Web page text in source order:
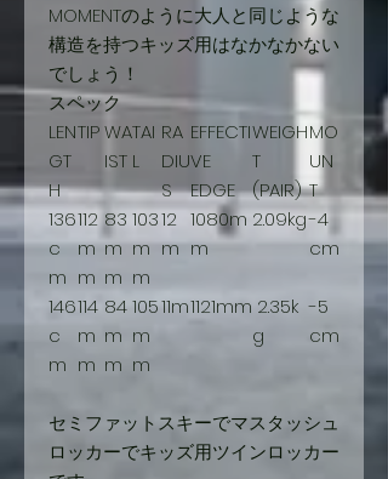
MOMENTのように大人と同じような
構造を持つキッズ用はなかなかない
でしょう！
スペック
LEN
GT
H
TIPWA
IST
TAI
L
RA
DIU
S
EFFECTI
VE
EDGE
WEIGH
T
(PAIR)
MO
UN
T
136
c
m
112
m
m
83
m
m
103
m
m
12
m
1080m
m
2.09kg-4
cm
146
c
m
114
m
m
84
m
m
105
m
m
11m1121mm 2.35k
g
-5
cm
セミファットスキーでマスタッシュ
ロッカーでキッズ用ツインロッカー